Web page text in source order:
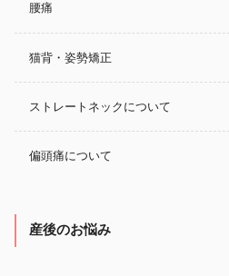
腰痛
猫背・姿勢矯正
ストレートネックについて
偏頭痛について
産後のお悩み